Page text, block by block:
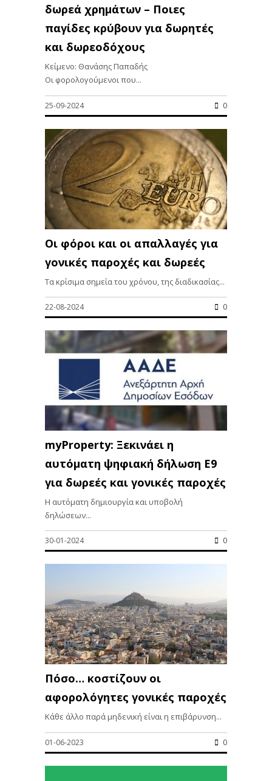
δωρεά χρημάτων – Ποιες
παγίδες κρύβουν για δωρητές
και δωρεοδόχους
Κείμενο: Θανάσης Παπαδής
Οι φορολογούμενοι που...
25-09-2024 0
Οι φόροι και οι απαλλαγές για
γονικές παροχές και δωρεές
Τα κρίσιμα σημεία του χρόνου, της διαδικασίας...
22-08-2024 0
myProperty: Ξεκινάει η
αυτόματη ψηφιακή δήλωση Ε9
για δωρεές και γονικές παροχές
Η αυτόματη δημιουργία και υποβολή
δηλώσεων...
30-01-2024 0
Πόσο… κοστίζουν οι
αφορολόγητες γονικές παροχές
Κάθε άλλο παρά μηδενική είναι η επιβάρυνση...
01-06-2023 0